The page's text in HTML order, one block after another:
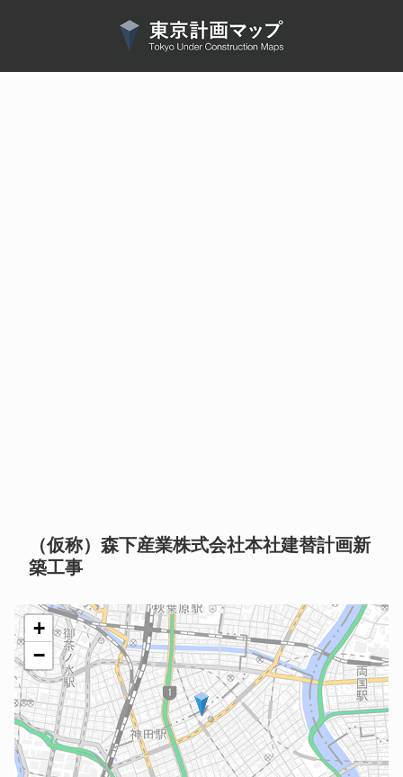
（仮称）森下産業株式会社本社建替計画新
築工事
+
−